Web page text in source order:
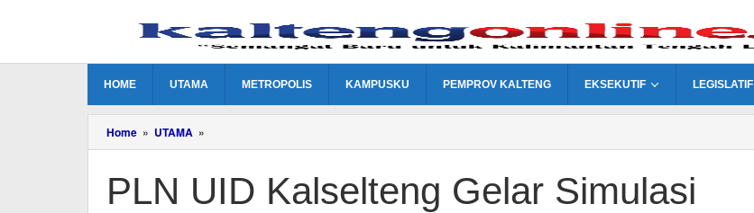
HOME UTAMA METROPOLIS KAMPUSKU PEMPROV KALTENG EKSEKUTIF LEGISLATIF
Home » UTAMA »
UID
Gelar
Simulasi
PLN UID Kalselteng Gelar Simulasi